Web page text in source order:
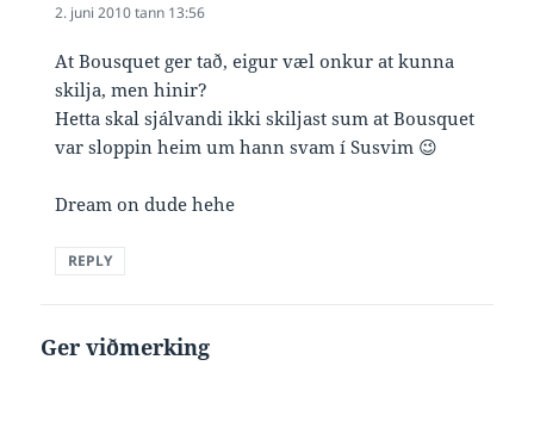
2. juni 2010 tann 13:56
At Bousquet ger tað, eigur væl onkur at kunna
skilja, men hinir?
Hetta skal sjálvandi ikki skiljast sum at Bousquet
var sloppin heim um hann svam í Susvim 😉
Dream on dude hehe
REPLY
Ger viðmerking